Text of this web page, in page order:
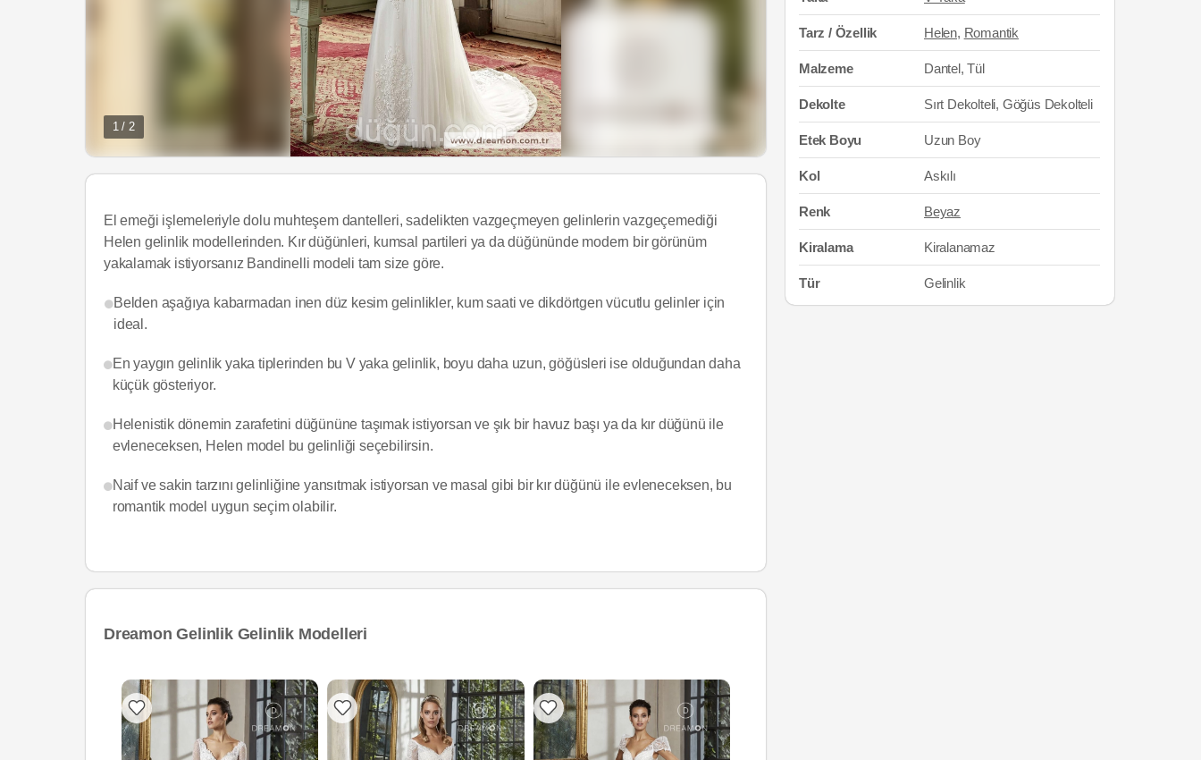
1 / 2
El emeği işlemeleriyle dolu muhteşem dantelleri, sadelikten vazgeçmeyen gelinlerin vazgeçemediği
Helen gelinlik modellerinden. Kır düğünleri, kumsal partileri ya da düğününde modern bir görünüm
yakalamak istiyorsanız Bandinelli modeli tam size göre.
Belden aşağıya kabarmadan inen düz kesim gelinlikler, kum saati ve dikdörtgen vücutlu gelinler için
ideal.
En yaygın gelinlik yaka tiplerinden bu V yaka gelinlik, boyu daha uzun, göğüsleri ise olduğundan daha
küçük gösteriyor.
Helenistik dönemin zarafetini düğününe taşımak istiyorsan ve şık bir havuz başı ya da kır düğünü ile
evleneceksen, Helen model bu gelinliği seçebilirsin.
Naif ve sakin tarzını gelinliğine yansıtmak istiyorsan ve masal gibi bir kır düğünü ile evleneceksen, bu
romantik model uygun seçim olabilir.
Dreamon Gelinlik Gelinlik Modelleri
Tarz / Özellik Helen, Romantik
Malzeme Dantel, Tül
Dekolte Sırt Dekolteli, Göğüs Dekolteli
Etek Boyu Uzun Boy
Kol Askılı
Renk Beyaz
Kiralama Kiralanamaz
Tür Gelinlik